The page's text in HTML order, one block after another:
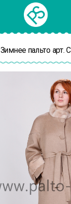
Зимнее пальто арт.